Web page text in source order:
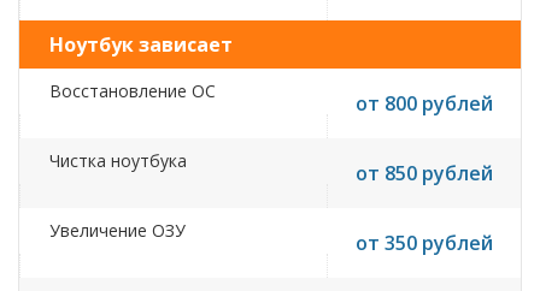
Ноутбук зависает
Восстановление ОС от 800 рублей
Чистка ноутбука от 850 рублей
Увеличение ОЗУ от 350 рублей